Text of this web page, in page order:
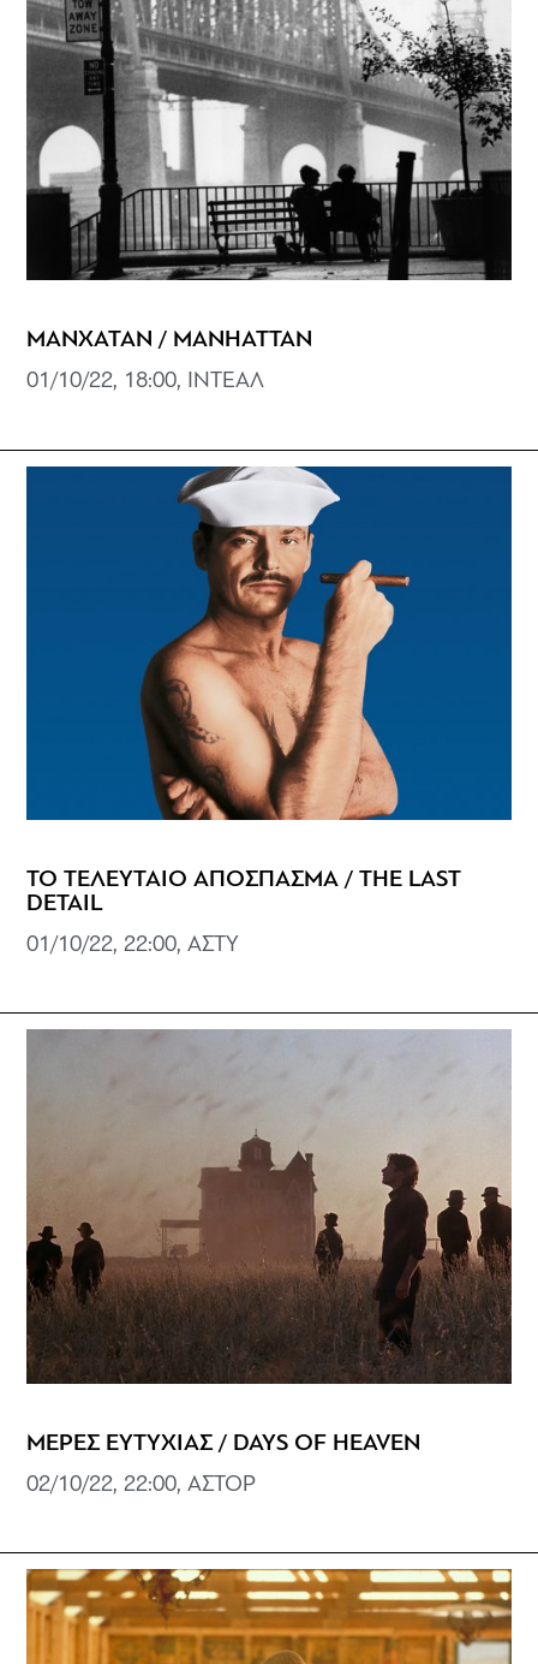
ΜΑΝΧΑΤΑΝ / MANHATTAN
01/10/22, 18:00, ΙΝΤΕΑΛ
ΤΟ ΤΕΛΕΥΤΑΙΟ ΑΠΟΣΠΑΣΜΑ / THE LAST
DETAIL
01/10/22, 22:00, ΑΣΤΥ
ΜΕΡΕΣ ΕΥΤΥΧΙΑΣ / DAYS OF HEAVEN
02/10/22, 22:00, ΑΣΤΟΡ